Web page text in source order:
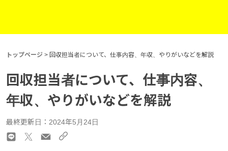
トップページ > 回収担当者について、仕事内容、年収、やりがいなどを解説
回収担当者について、仕事内容、
年収、やりがいなどを解説
最終更新日：2024年5月24日